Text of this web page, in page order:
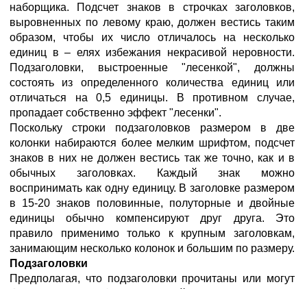
наборщика. Подсчет знаков в строчках заголовков,
выровненных по левому краю, должен вестись таким
образом, чтобы их число отличалось на несколько
единиц в – елях избежания некрасивой неровности.
Подзаголовки, выстроенные "лесенкой", должны
состоять из определенного количества единиц или
отличаться на 0,5 единицы. В противном случае,
пропадает собственно эффект "лесенки".
Поскольку строки подзаголовков размером в две
колонки набираются более мелким шрифтом, подсчет
знаков в них не должен вестись так же точно, как и в
обычных заголовках. Каждый знак можно
воспринимать как одну единицу. В заголовке размером
в 15-20 знаков половинные, полуторные и двойные
единицы обычно компенсируют друг друга. Это
правило применимо только к крупным заголовкам,
занимающим несколько колонок и большим по размеру.
Подзаголовки
Предполагая, что подзаголовки прочитаны или могут